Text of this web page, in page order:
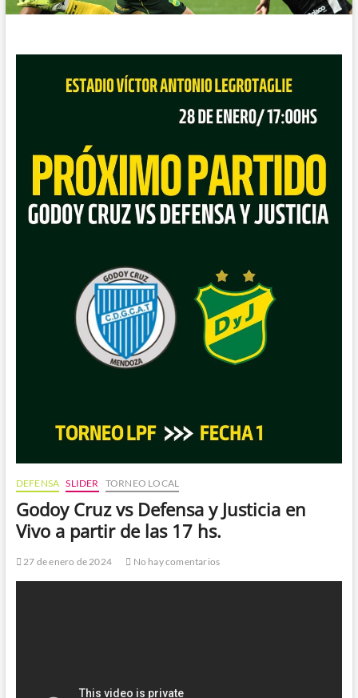
DEFENSA SLIDER TORNEO LOCAL
Godoy Cruz vs Defensa y Justicia en
Vivo a partir de las 17 hs.
27 de enero de 2024 No hay comentarios